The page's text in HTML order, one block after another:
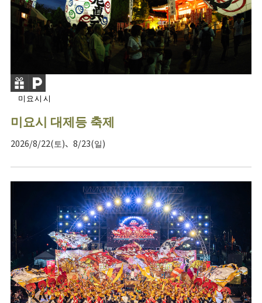
미요시시
미요시 대제등 축제
2026/8/22(토)、8/23(일)